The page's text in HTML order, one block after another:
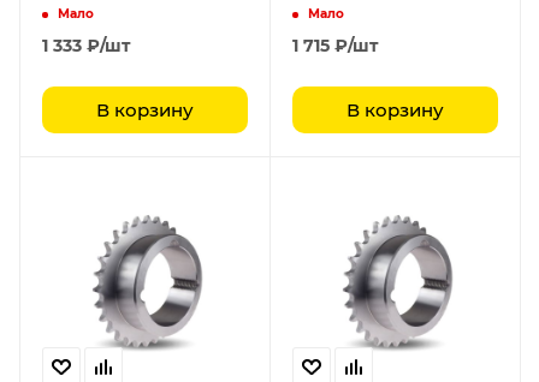
Мало
1 333 ₽/шт
В корзину
закалка
Мало
1 715 ₽/шт
В корзину